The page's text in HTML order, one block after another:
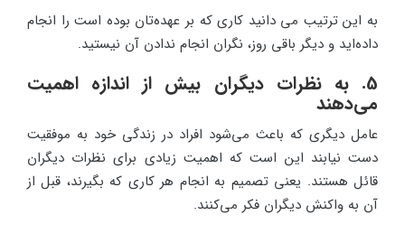
به این ترتیب می دانید کاری که بر عهده‌تان بوده است را انجام
داده‌اید و دیگر باقی روز، نگران انجام ندادن آن نیستید.
5. به نظرات دیگران بیش از اندازه اهمیت
می‌دهند
عامل دیگری که باعث می‌شود افراد در زندگی خود به موفقیت
دست نیابند این است که اهمیت زیادی برای نظرات دیگران
قائل هستند. یعنی تصمیم به انجام هر کاری که بگیرند، قبل از
آن به واکنش دیگران فکر می‌کنند.